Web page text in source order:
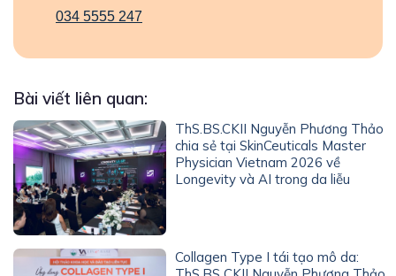
034 5555 247
Bài viết liên quan:
ThS.BS.CKII Nguyễn Phương Thảo
chia sẻ tại SkinCeuticals Master
Physician Vietnam 2026 về
Longevity và AI trong da liễu
Collagen Type I tái tạo mô da: